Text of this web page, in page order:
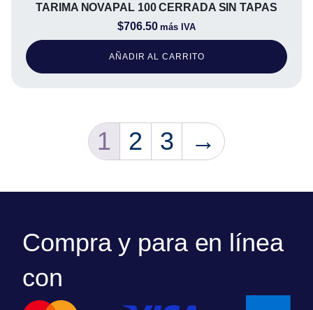
TARIMA NOVAPAL 100 CERRADA SIN TAPAS
$706.50 más IVA
AÑADIR AL CARRITO
1 2 3 →
Compra y para en línea
con